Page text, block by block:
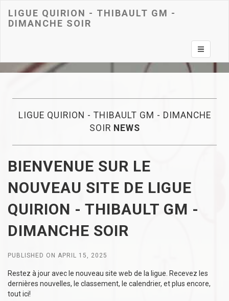
LIGUE QUIRION - THIBAULT GM -
DIMANCHE SOIR
Toggle
LIGUE QUIRION - THIBAULT GM - DIMANCHE
SOIR NEWS
BIENVENUE SUR LE
NOUVEAU SITE DE LIGUE
QUIRION - THIBAULT GM -
DIMANCHE SOIR
PUBLISHED ON APRIL 15, 2025
Restez à jour avec le nouveau site web de la ligue. Recevez les
dernières nouvelles, le classement, le calendrier, et plus encore,
tout ici!